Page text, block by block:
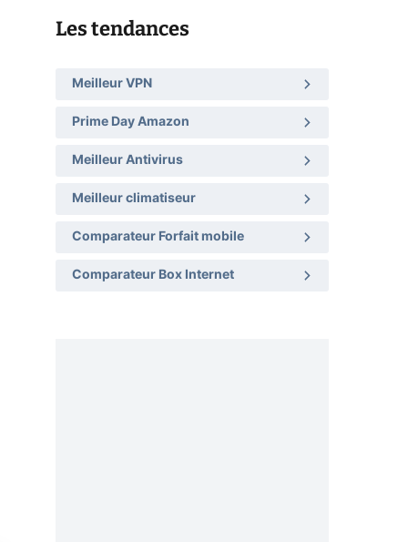
Les tendances
Meilleur VPN
Prime Day Amazon
Meilleur Antivirus
Meilleur climatiseur
Comparateur Forfait mobile
Comparateur Box Internet